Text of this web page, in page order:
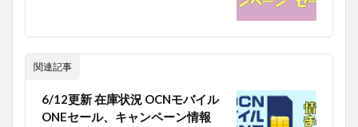
関連記事
6/12更新 在庫状況 OCNモバイル
ONEセール、キャンペーン情報